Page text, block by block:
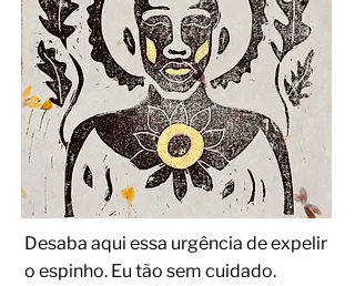
Desaba aqui essa urgência de expelir
o espinho. Eu tão sem cuidado.